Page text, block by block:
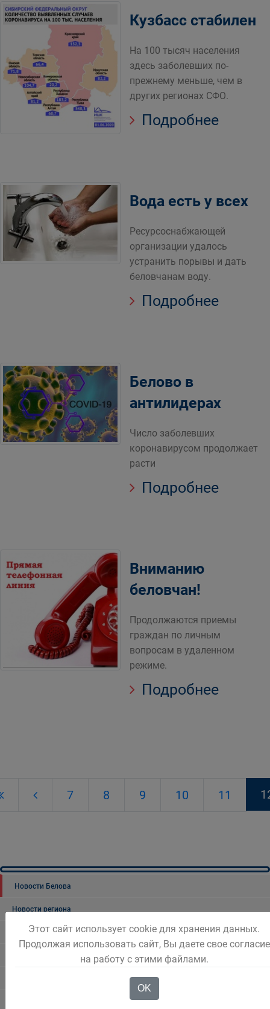
Кузбасс стабилен
На 100 тысяч населения
здесь заболевших по-
прежнему меньше, чем в
других регионах СФО.
Подробнее
Вода есть у всех
Ресурсоснабжающей
организации удалось
устранить порывы и дать
беловчанам воду.
Подробнее
Белово в
антилидерах
Число заболевших
коронавирусом продолжает
расти
Подробнее
Вниманию
беловчан!
Продолжаются приемы
граждан по личным
вопросам в удаленном
режиме.
Подробнее
7 8 9 10 11
Новости Белова
Новости региона
Консультативные советы
Официальный комментарий
Этот сайт использует cookie для хранения данных.
Продолжая использовать сайт, Вы даете свое согласие
на работу с этими файлами.
OK